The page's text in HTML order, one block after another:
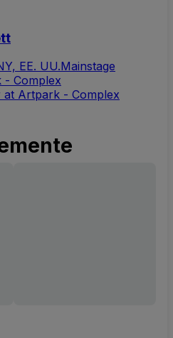
EE. UU.Mainstage
- Complex
at Artpark - Complex